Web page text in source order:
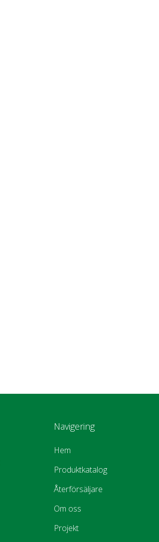
Navigering
Hem
Produktkatalog
Återförsäljare
Om oss
Projekt